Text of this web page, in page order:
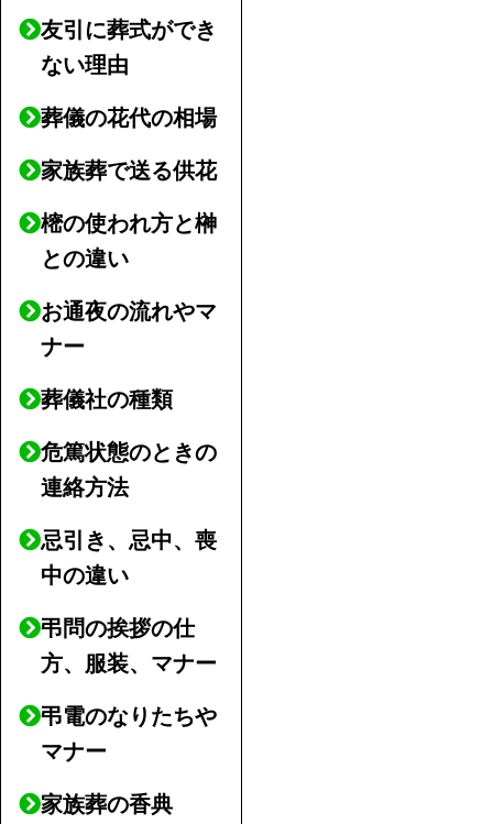
友引に葬式ができ
ない理由
葬儀の花代の相場
家族葬で送る供花
樒の使われ方と榊
との違い
お通夜の流れやマ
ナー
葬儀社の種類
危篤状態のときの
連絡方法
忌引き、忌中、喪
中の違い
弔問の挨拶の仕
方、服装、マナー
弔電のなりたちや
マナー
家族葬の香典